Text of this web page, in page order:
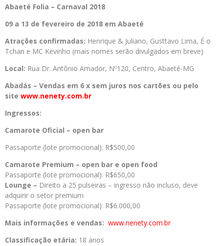
Abaeté Folia – Carnaval 2018
09 a 13 de fevereiro de 2018 em Abaeté
Atrações confirmadas: Henrique & Juliano, Gusttavo Lima, É o
Tchan e MC Kevinho (mais nomes serão divulgados em breve)
Local: Rua Dr. Antônio Amador, Nº120, Centro, Abaeté-MG
Abadás – Vendas em 6 x sem juros nos cartões ou pelo
site www.nenety.com.br
Ingressos:
Camarote Oficial – open bar
Passaporte (lote promocional): R$500,00
Camarote Premium – open bar e open food
Passaporte (lote promocional): R$650,00
Lounge – Direito a 25 pulseiras – ingresso não incluso, deve
adquirir o setor premium
Passaporte (lote promocional): R$6.000,00
Mais informações e vendas: www.nenety.com.br
Classificação etária: 18 anos